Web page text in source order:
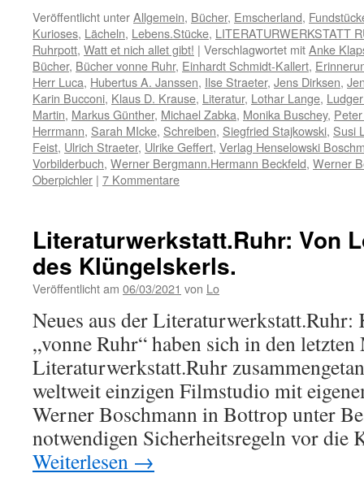
Veröffentlicht unterAllgemein, Bücher, Emscherland,
Kurioses, Lächeln, Lebens.Stücke, LITERATURWERKSTATT
Ruhrpott, Watt et nich allet gibt! | Verschlagwortet mitAnke
Bücher, Bücher vonne Ruhr, Einhardt Schmidt-Kallert,
Herr Luca, Hubertus A. Janssen, Ilse Straeter, Jens Dirksen,
Karin Bucconi, Klaus D. Krause, Literatur, Lothar Lange,
Martin, Markus Günther, Michael Zabka, Monika Buschey,
Herrmann, Sarah MIcke, Schreiben, Siegfried Stajkowski, Susi
Feist, Ulrich Straeter, Ulrike Geffert, Verlag Henselowski
Vorbilderbuch, Werner Bergmann.Hermann Beckfeld, Werner
Oberpichler | 7 Kommentare
Literaturwerkstatt.Ruhr: Von
des Klüngelskerls.
Veröffentlicht am 06/03/2021 von Lo
Neues aus der Literaturwerkstatt.Ruhr:
„vonne Ruhr“ haben sich in den
Literaturwerkstatt.Ruhr
weltweit einzigen Filmstudio mit
Werner Boschmann in Bottrop unter
notwendigen Sicherheitsregeln vor die
Weiterlesen →